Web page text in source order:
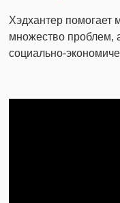
Хэдхантер
множество проблем,
социально-